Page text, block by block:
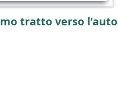
tratto verso l'auto